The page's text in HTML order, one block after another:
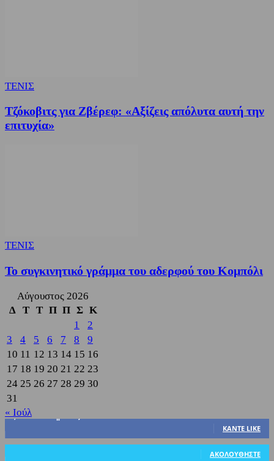
ΤΕΝΙΣ
Τζόκοβιτς για Ζβέρεφ: «Αξίζεις απόλυτα αυτή την
επιτυχία»
ΤΕΝΙΣ
Το συγκινητικό γράμμα του αδερφού του Κομπόλι
Αύγουστος 2026
Δ
Τ Τ Π Π Σ Κ
1
2
3
4 5 6 7 8
9
10 11 12 13 14 15 16
17 18 19 20 21 22 23
24 25 26 27 28 29 30
31
« Ιούλ
3,822
ΚΆΝΤΕ LIKE
ΑΚΟΛΟΥΘΉΣΤΕ